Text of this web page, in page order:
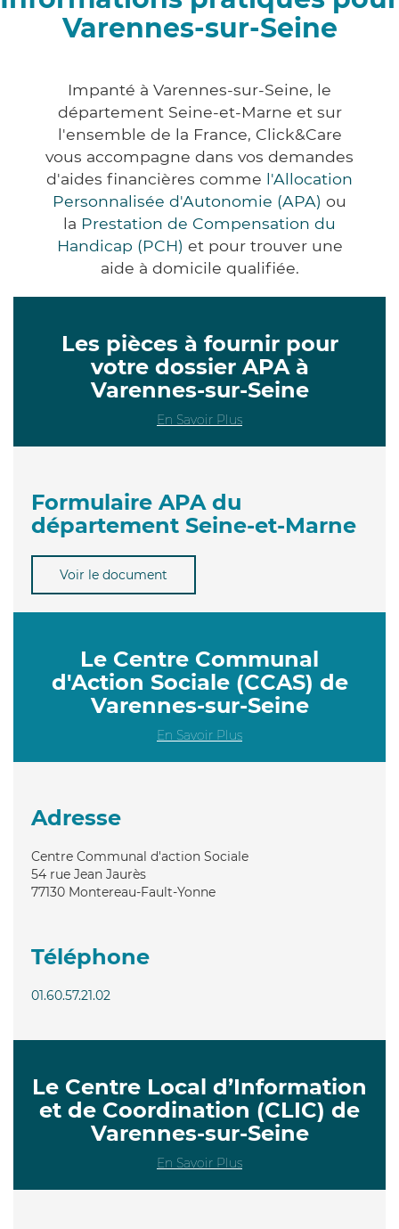
Varennes-sur-Seine
Impanté à Varennes-sur-Seine, le
département Seine-et-Marne et sur
l'ensemble de la France, Click&Care
vous accompagne dans vos demandes
d'aides financières comme l'Allocation
Personnalisée d'Autonomie (APA) ou
la Prestation de Compensation du
Handicap (PCH) et pour trouver une
aide à domicile qualifiée.
Les pièces à fournir pour
votre dossier APA à
Varennes-sur-Seine
En Savoir Plus
Formulaire APA du
département Seine-et-Marne
Voir le document
Le Centre Communal
d'Action Sociale (CCAS) de
Varennes-sur-Seine
En Savoir Plus
Adresse
Centre Communal d'action Sociale
54 rue Jean Jaurès
77130 Montereau-Fault-Yonne
Téléphone
01.60.57.21.02
Le Centre Local d’Information
et de Coordination (CLIC) de
Varennes-sur-Seine
En Savoir Plus